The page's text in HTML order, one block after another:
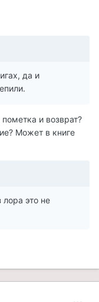
да и
и возврат?
Может в книге
лора это не